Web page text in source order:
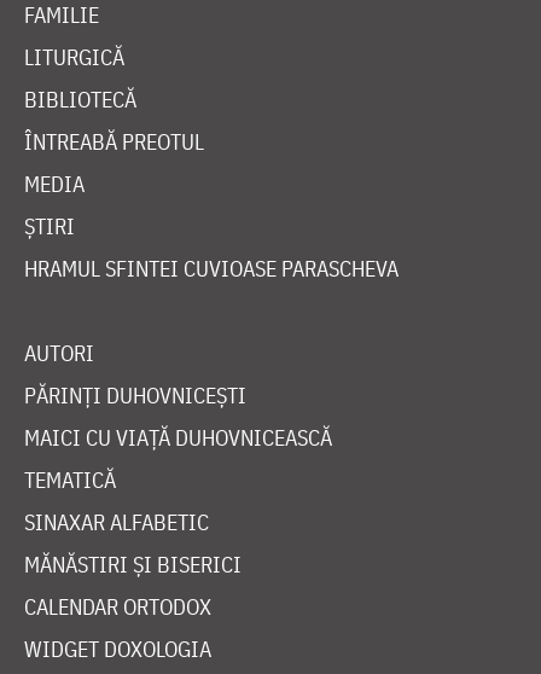
FAMILIE
LITURGICĂ
BIBLIOTECĂ
ÎNTREABĂ PREOTUL
MEDIA
ȘTIRI
HRAMUL SFINTEI CUVIOASE PARASCHEVA
AUTORI
PĂRINȚI DUHOVNICEȘTI
MAICI CU VIAȚĂ DUHOVNICEASCĂ
TEMATICĂ
SINAXAR ALFABETIC
MĂNĂSTIRI ȘI BISERICI
CALENDAR ORTODOX
WIDGET DOXOLOGIA